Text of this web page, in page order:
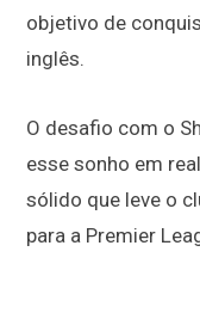
objetivo de
inglês.
O desafio com o
esse sonho em
sólido que leve o
para a Premier